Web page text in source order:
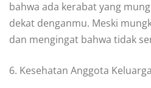
bahwa ada kerabat yang
dekat denganmu. Meski
dan mengingat bahwa tidak
6. Kesehatan Anggota Keluarga